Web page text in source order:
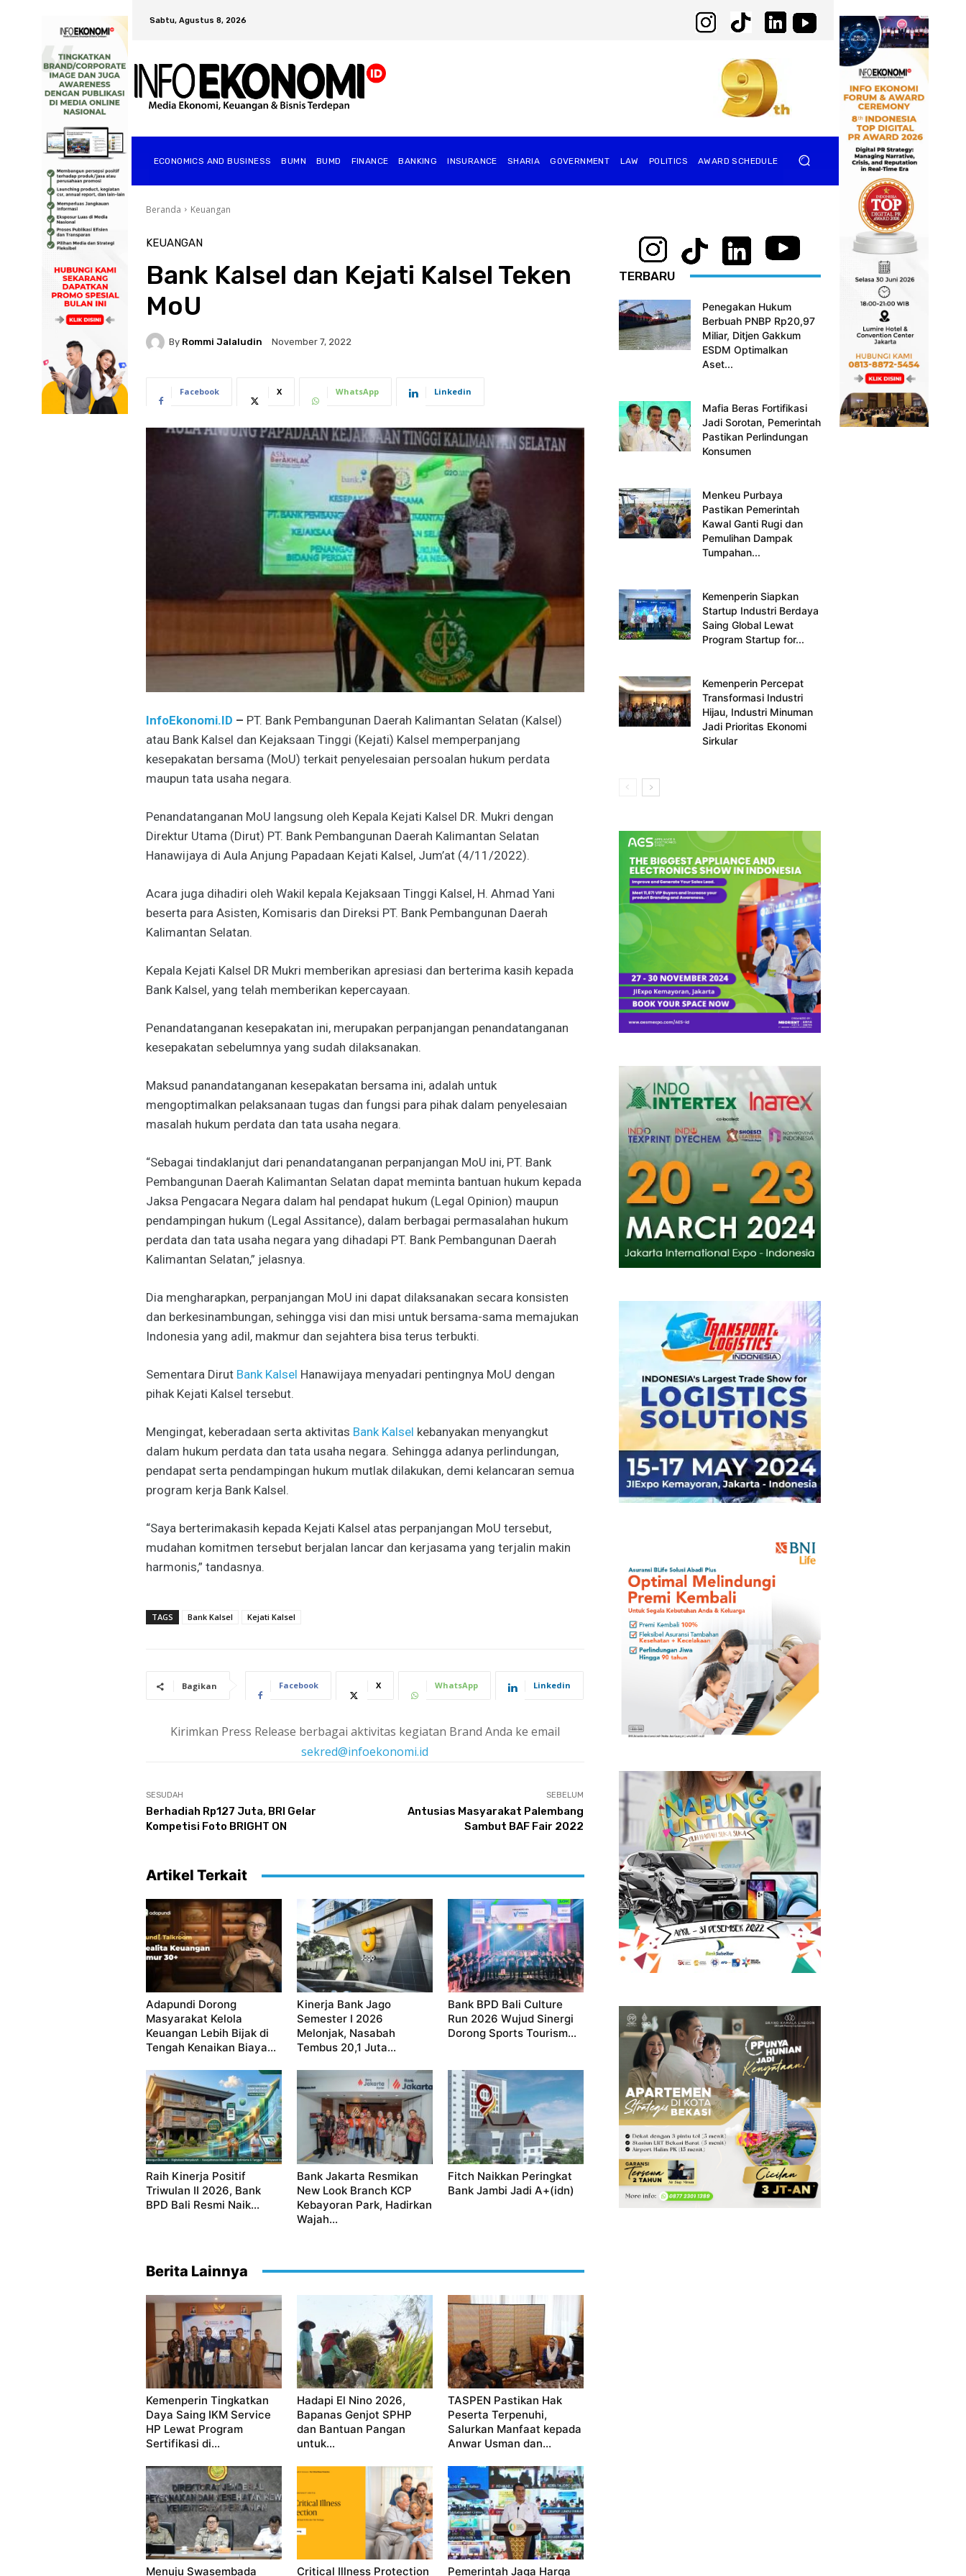
Sabtu, Agustus 8, 2026
ECONOMICS AND BUSINESS BUMN BUMD FINANCE BANKING INSURANCE SHARIA GOVERNMENT ⁠LAW POLITICS AWARD SCHEDULE
Beranda Keuangan
KEUANGAN
Bank Kalsel dan Kejati Kalsel Teken
MoU
By Rommi Jalaludin November 7, 2022
Facebook X WhatsApp Linkedin
InfoEkonomi.ID – PT. Bank Pembangunan Daerah Kalimantan Selatan (Kalsel)
atau Bank Kalsel dan Kejaksaan Tinggi (Kejati) Kalsel memperpanjang
kesepakatan bersama (MoU) terkait penyelesaian persoalan hukum perdata
maupun tata usaha negara.
Penandatanganan MoU langsung oleh Kepala Kejati Kalsel DR. Mukri dengan
Direktur Utama (Dirut) PT. Bank Pembangunan Daerah Kalimantan Selatan
Hanawijaya di Aula Anjung Papadaan Kejati Kalsel, Jum’at (4/11/2022).
Acara juga dihadiri oleh Wakil kepala Kejaksaan Tinggi Kalsel, H. Ahmad Yani
beserta para Asisten, Komisaris dan Direksi PT. Bank Pembangunan Daerah
Kalimantan Selatan.
Kepala Kejati Kalsel DR Mukri memberikan apresiasi dan berterima kasih kepada
Bank Kalsel, yang telah memberikan kepercayaan.
Penandatanganan kesepakatan ini, merupakan perpanjangan penandatanganan
kesepakatan sebelumnya yang sudah dilaksanakan.
Maksud panandatanganan kesepakatan bersama ini, adalah untuk
mengoptimalkan pelaksanaan tugas dan fungsi para pihak dalam penyelesaian
masalah hukum perdata dan tata usaha negara.
“Sebagai tindaklanjut dari penandatanganan perpanjangan MoU ini, PT. Bank
Pembangunan Daerah Kalimantan Selatan dapat meminta bantuan hukum kepada
Jaksa Pengacara Negara dalam hal pendapat hukum (Legal Opinion) maupun
pendampingan hukum (Legal Assitance), dalam berbagai permasalahan hukum
perdata dan tata usaha negara yang dihadapi PT. Bank Pembangunan Daerah
Kalimantan Selatan,” jelasnya.
Dia mengharapkan, perpanjangan MoU ini dapat dilaksanakan secara konsisten
dan berkesinambungan, sehingga visi dan misi untuk bersama-sama memajukan
Indonesia yang adil, makmur dan sejahtera bisa terus terbukti.
Sementara Dirut Bank Kalsel Hanawijaya menyadari pentingnya MoU dengan
pihak Kejati Kalsel tersebut.
Mengingat, keberadaan serta aktivitas Bank Kalsel kebanyakan menyangkut
dalam hukum perdata dan tata usaha negara. Sehingga adanya perlindungan,
pendapat serta pendampingan hukum mutlak dilakukan, demi kelancaran semua
program kerja Bank Kalsel.
“Saya berterimakasih kepada Kejati Kalsel atas perpanjangan MoU tersebut,
mudahan komitmen tersebut berjalan lancar dan kerjasama yang terjalin makin
harmonis,” tandasnya.
TAGS Bank Kalsel Kejati Kalsel
Bagikan Facebook X WhatsApp Linkedin
Kirimkan Press Release berbagai aktivitas kegiatan Brand Anda ke email
sekred@infoekonomi.id
SESUDAH
Berhadiah Rp127 Juta, BRI Gelar
Kompetisi Foto BRIGHT ON
SEBELUM
Antusias Masyarakat Palembang
Sambut BAF Fair 2022
Artikel Terkait
Adapundi Dorong
Masyarakat Kelola
Keuangan Lebih Bijak di
Tengah Kenaikan Biaya...
Kinerja Bank Jago
Semester I 2026
Melonjak, Nasabah
Tembus 20,1 Juta...
Bank BPD Bali Culture
Run 2026 Wujud Sinergi
Dorong Sports Tourism...
Raih Kinerja Positif
Triwulan II 2026, Bank
BPD Bali Resmi Naik...
Bank Jakarta Resmikan
New Look Branch KCP
Kebayoran Park, Hadirkan
Wajah...
Fitch Naikkan Peringkat
Bank Jambi Jadi A+(idn)
Berita Lainnya
Kemenperin Tingkatkan
Daya Saing IKM Service
HP Lewat Program
Sertifikasi di...
Hadapi El Nino 2026,
Bapanas Genjot SPHP
dan Bantuan Pangan
untuk...
TASPEN Pastikan Hak
Peserta Terpenuhi,
Salurkan Manfaat kepada
Anwar Usman dan...
Menuju Swasembada Critical Illness Protection Pemerintah Jaga Harga
TERBARU
Penegakan Hukum
Berbuah PNBP Rp20,97
Miliar, Ditjen Gakkum
ESDM Optimalkan
Aset...
Mafia Beras Fortifikasi
Jadi Sorotan, Pemerintah
Pastikan Perlindungan
Konsumen
Menkeu Purbaya
Pastikan Pemerintah
Kawal Ganti Rugi dan
Pemulihan Dampak
Tumpahan...
Kemenperin Siapkan
Startup Industri Berdaya
Saing Global Lewat
Program Startup for...
Kemenperin Percepat
Transformasi Industri
Hijau, Industri Minuman
Jadi Prioritas Ekonomi
Sirkular